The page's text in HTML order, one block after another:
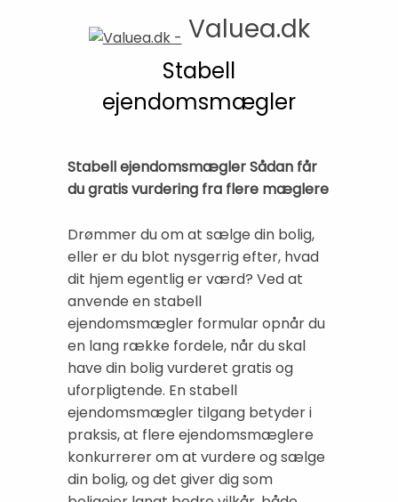
Valuea.dk
Stabell
ejendomsmægler
Stabell ejendomsmægler Sådan får
du gratis vurdering fra flere mæglere
Drømmer du om at sælge din bolig,
eller er du blot nysgerrig efter, hvad
dit hjem egentlig er værd? Ved at
anvende en stabell
ejendomsmægler formular opnår du
en lang række fordele, når du skal
have din bolig vurderet gratis og
uforpligtende. En stabell
ejendomsmægler tilgang betyder i
praksis, at flere ejendomsmæglere
konkurrerer om at vurdere og sælge
din bolig, og det giver dig som